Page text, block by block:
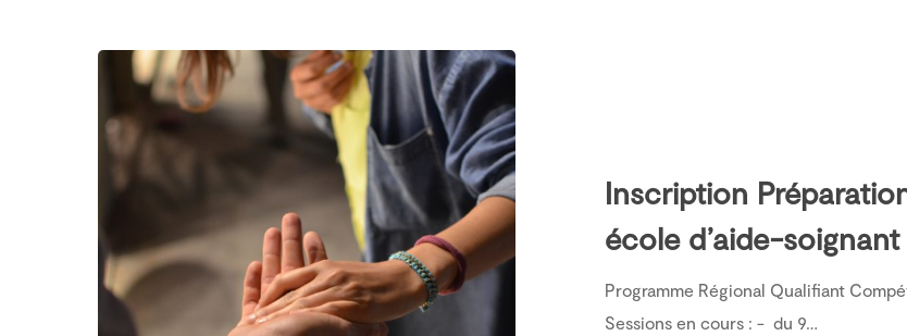
Inscription
école d’aide-soignant
Programme Régional Qualifiant
Sessions en cours : - du 9…